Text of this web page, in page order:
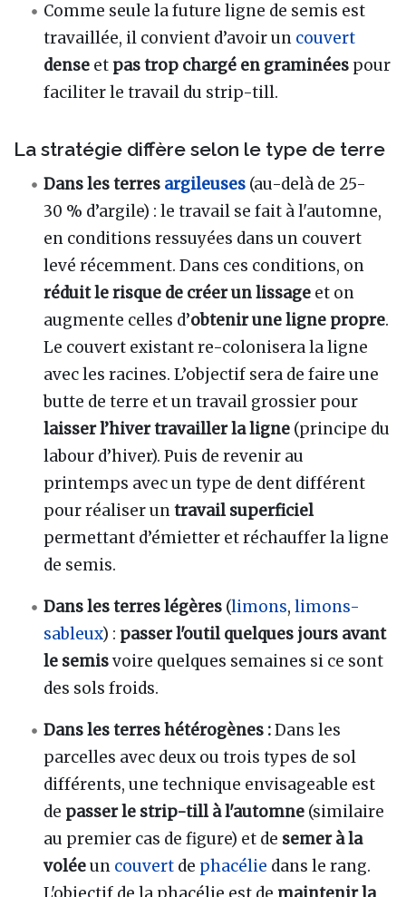
Comme seule la future ligne de semis est
travaillée, il convient d’avoir un couvert
dense et pas trop chargé en graminées pour
faciliter le travail du strip-till.
La stratégie diffère selon le type de terre
Dans les terres argileuses (au-delà de 25-
30 % d’argile) : le travail se fait à l'automne,
en conditions ressuyées dans un couvert
levé récemment. Dans ces conditions, on
réduit le risque de créer un lissage et on
augmente celles d’obtenir une ligne propre.
Le couvert existant re-colonisera la ligne
avec les racines. L’objectif sera de faire une
butte de terre et un travail grossier pour
laisser l’hiver travailler la ligne (principe du
labour d’hiver). Puis de revenir au
printemps avec un type de dent différent
pour réaliser untravail superficiel
permettant d’émietter et réchauffer la ligne
de semis.
Dans les terres légères (limons,limons-
sableux) : passer l'outil quelques jours avant
le semisvoire quelques semaines si ce sont
des sols froids.
Dans les terres hétérogènes :Dans les
parcelles avec deux ou trois types de sol
différents, une technique envisageable est
de passer le strip-till à l'automne (similaire
au premier cas de figure) et de semer à la
voléeun couvert de phacélie dans le rang.